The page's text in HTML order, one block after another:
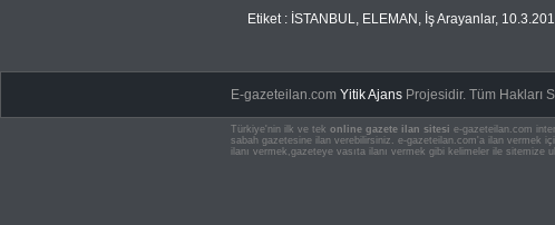
Etiket : İSTANBUL, ELEMAN , İş Arayanlar,
E-gazeteilan.comYitik Ajans Projesidir.Tüm Hakları
Türkiye'nin ilk ve tek online gazete ilan sitesi e-gazeteilan.com
sabah gazetesine ilan verebilirsiniz. e-gazeteilan.com'a ilan vermek
ilanı vermek,gazeteye vasıta ilanı vermek gibi kelimeler ile